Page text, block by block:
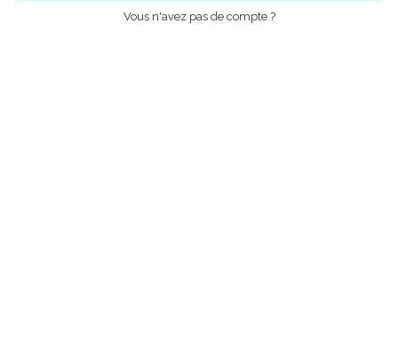
Vous n'avez pas de compte ?